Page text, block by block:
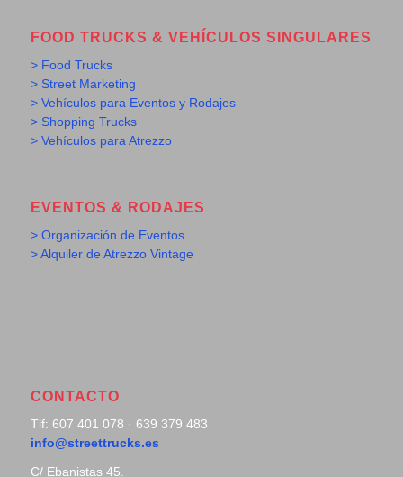
FOOD TRUCKS & VEHÍCULOS SINGULARES
> Food Trucks
> Street Marketing
> Vehículos para Eventos y Rodajes
> Shopping Trucks
> Vehículos para Atrezzo
EVENTOS & RODAJES
> Organización de Eventos
> Alquiler de Atrezzo Vintage
CONTACTO
Tlf: 607 401 078 · 639 379 483
info@streettrucks.es
C/ Ebanistas 45.